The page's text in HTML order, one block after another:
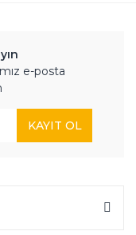
e-posta
KAYIT OL